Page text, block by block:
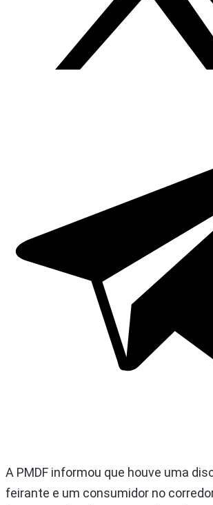
A PMDF informou que houve uma
feirante e um consumidor no